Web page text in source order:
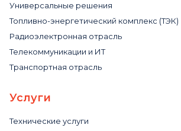
Универсальные решения
Топливно-энергетический комплекс (ТЭК)
Радиоэлектронная отрасль
Телекоммуникации и ИТ
Транспортная отрасль
Услуги
Технические услуги